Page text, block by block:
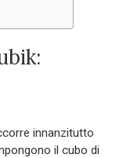
innanzitutto
il cubo di